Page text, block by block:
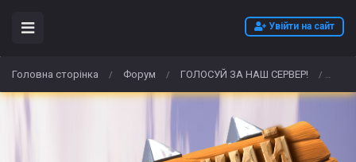
Увійти на сайт
Головна сторінка / Форум / ГОЛОСУЙ ЗА НАШ СЕРВЕР! /